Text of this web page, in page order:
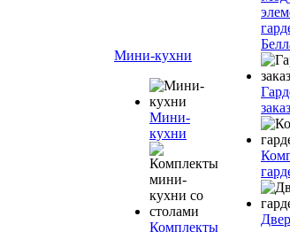
Мини-кухни
Мини-
кухни
Комплекты
заказ